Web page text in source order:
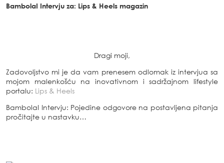
BambolaI Intervju za: Lips & Heels magazin
Dragi moji,
Zadovoljstvo mi je da vam prenesem odlomak iz intervjua sa
mojom malenkošću na inovativnom i sadržajnom lifestyle
portalu: Lips & Heels
BambolaI Intervju: Pojedine odgovore na postavljena pitanja
pročitajte u nastavku…